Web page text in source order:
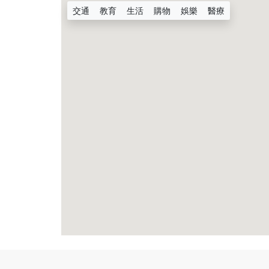
交通 教育 生活 購物 娛樂 醫療